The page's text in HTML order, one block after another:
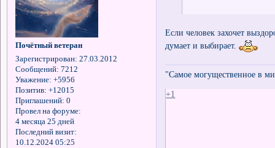
Почётный ветеран
Зарегистрирован: 27.03.2012
Сообщений: 7212
Уважение: +5956
Позитив: +12015
Приглашений: 0
Провел на форуме:
4 месяца 25 дней
Последний визит:
10.12.2024 05:25
Если человек захочет
думает и выбирает.
"Самое могущественное в
+1